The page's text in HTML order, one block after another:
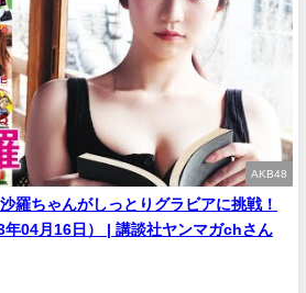
AKB48
羅ちゃんがしっとりグラビアに挑戦！
年04月16日） | 講談社ヤンマガchさん